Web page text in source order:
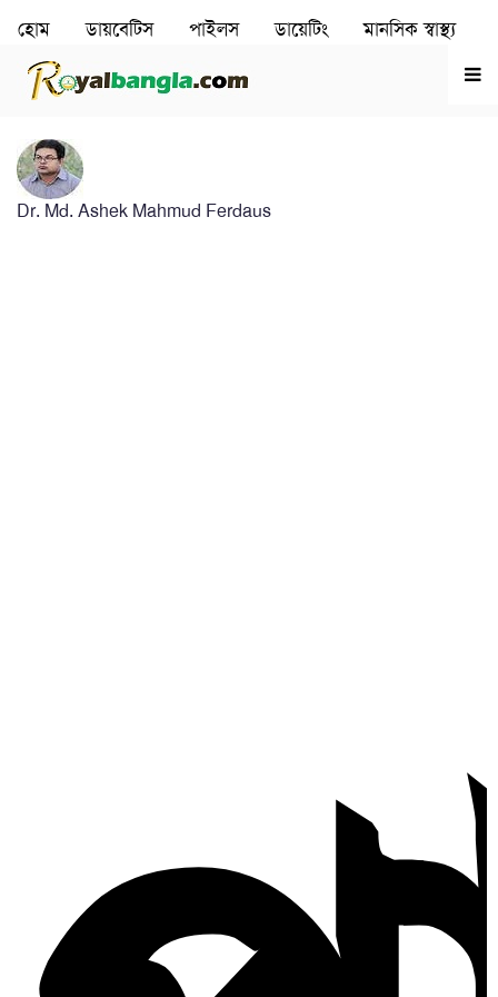
হোম ডায়বেটিস পাইলস ডায়েটিং মানসিক স্বাস্থ‌্য
রূপচর্চা হৃদরোগ
Dr. Md. Ashek Mahmud Ferdaus